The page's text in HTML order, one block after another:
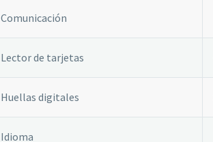
Comunicación
Lector de tarjetas
Huellas digitales
Idioma